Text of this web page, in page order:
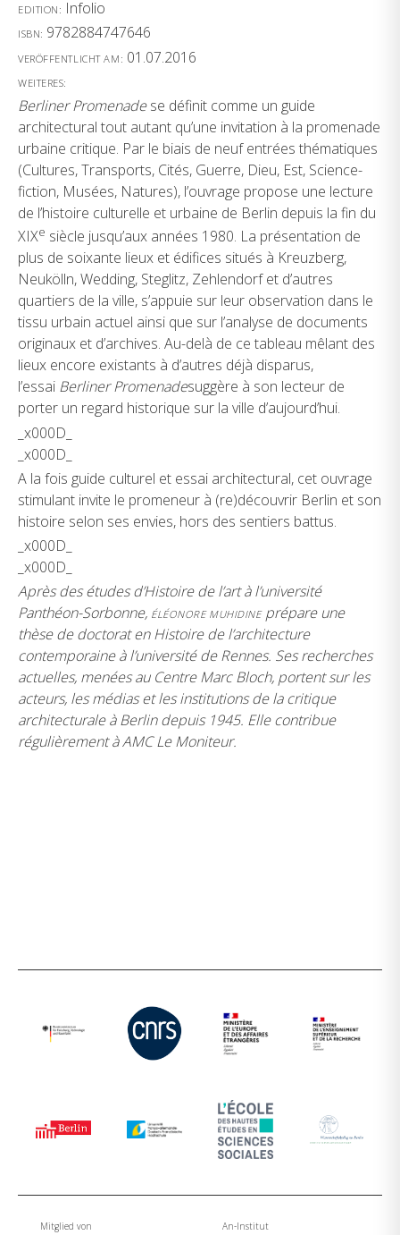
EDITION: Infolio
ISBN: 9782884747646
VERÖFFENTLICHT AM: 01.07.2016
WEITERES:
Berliner Promenadese définit comme un guide
architectural tout autant qu’une invitation à la promenade
urbaine critique. Par le biais de neuf entrées thématiques
(Cultures, Transports, Cités, Guerre, Dieu, Est, Science-
fiction, Musées, Natures), l’ouvrage propose une lecture
de l’histoire culturelle et urbaine de Berlin depuis la fin du
XIXe siècle jusqu’aux années 1980. La présentation de
plus de soixante lieux et édifices situés à Kreuzberg,
Neukölln, Wedding, Steglitz, Zehlendorf et d’autres
quartiers de la ville, s’appuie sur leur observation dans le
tissu urbain actuel ainsi que sur l’analyse de documents
originaux et d’archives. Au-delà de ce tableau mêlant des
lieux encore existants à d’autres déjà disparus,
l’essai Berliner Promenadesuggère à son lecteur de
porter un regard historique sur la ville d’aujourd’hui.
_x000D_
_x000D_
A la fois guide culturel et essai architectural, cet ouvrage
stimulant invite le promeneur à (re)découvrir Berlin et son
histoire selon ses envies, hors des sentiers battus.
_x000D_
_x000D_
Après des études d’Histoire de l’art à l’université
Panthéon-Sorbonne, ÉLÉONORE MUHIDINEprépare une
thèse de doctorat en Histoire de l’architecture
contemporaine à l’université de Rennes. Ses recherches
actuelles, menées au Centre Marc Bloch, portent sur les
acteurs, les médias et les institutions de la critique
architecturale à Berlin depuis 1945. Elle contribue
régulièrement à AMC Le Moniteur.
Mitglied von An-Institut